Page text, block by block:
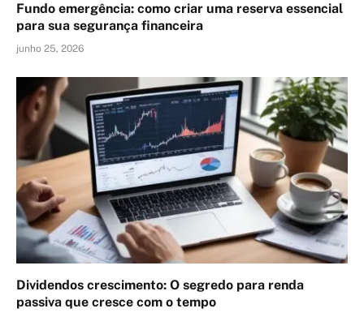
Fundo emergência: como criar uma reserva essencial
para sua segurança financeira
junho 25, 2026
Dividendos crescimento: O segredo para renda
passiva que cresce com o tempo